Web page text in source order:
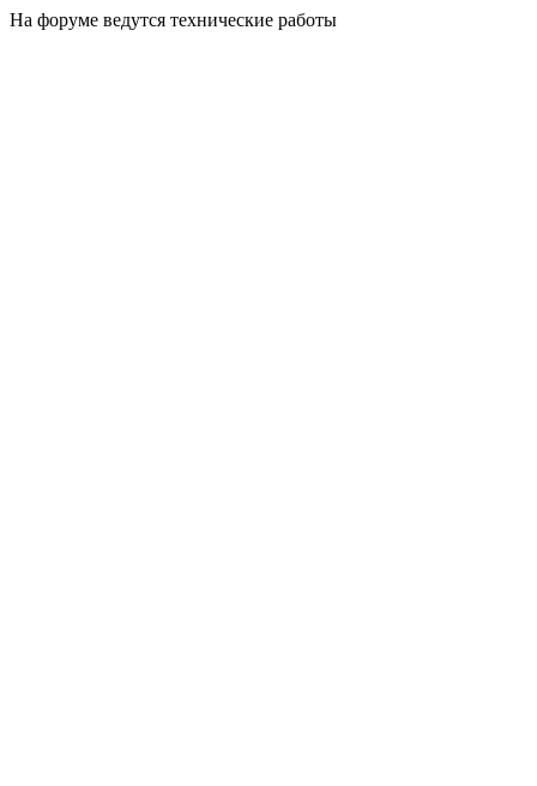
На форуме ведутся технические работы